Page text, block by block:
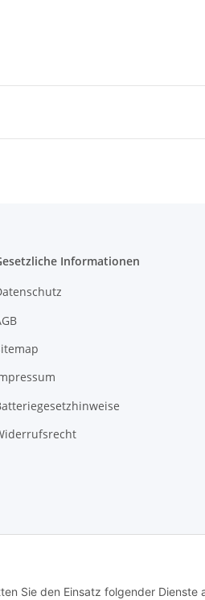
Sie den Einsatz folgender Dienste
Informationen